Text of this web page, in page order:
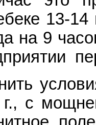
13-14
на 9
с